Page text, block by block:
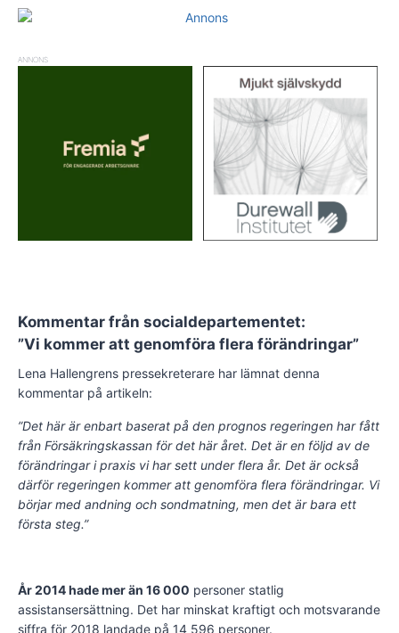
ANNONS
Kommentar från socialdepartementet:
”Vi kommer att genomföra flera förändringar”
Lena Hallengrens pressekreterare har lämnat denna
kommentar på artikeln:
”Det här är enbart baserat på den prognos regeringen har fått
från Försäkringskassan för det här året. Det är en följd av de
förändringar i praxis vi har sett under flera år. Det är också
därför regeringen kommer att genomföra flera förändringar. Vi
börjar med andning och sondmatning, men det är bara ett
första steg.”
År 2014 hade mer än 16 000 personer statlig
assistansersättning. Det har minskat kraftigt och motsvarande
siffra för 2018 landade på 14 596 personer.